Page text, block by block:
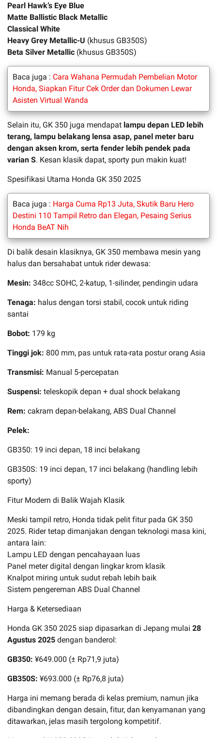
Pearl Hawk’s Eye Blue
Matte Ballistic Black Metallic
Classical White
Heavy Grey Metallic-U (khusus GB350S)
Beta Silver Metallic (khusus GB350S)
Baca juga : Cara Wahana Permudah Pembelian Motor
Honda, Siapkan Fitur Cek Order dan Dokumen Lewar
Asisten Virtual Wanda
Selain itu, GK 350 juga mendapat lampu depan LED lebih
terang, lampu belakang lensa asap, panel meter baru
dengan aksen krom, serta fender lebih pendek pada
varian S. Kesan klasik dapat, sporty pun makin kuat!
Spesifikasi Utama Honda GK 350 2025
Baca juga : Harga Cuma Rp13 Juta, Skutik Baru Hero
Destini 110 Tampil Retro dan Elegan, Pesaing Serius
Honda BeAT Nih
Di balik desain klasiknya, GK 350 membawa mesin yang
halus dan bersahabat untuk rider dewasa:
Mesin: 348cc SOHC, 2-katup, 1-silinder, pendingin udara
Tenaga: halus dengan torsi stabil, cocok untuk riding
santai
Bobot: 179 kg
Tinggi jok: 800 mm, pas untuk rata-rata postur orang Asia
Transmisi: Manual 5-percepatan
Suspensi: teleskopik depan + dual shock belakang
Rem: cakram depan-belakang, ABS Dual Channel
Pelek:
GB350: 19 inci depan, 18 inci belakang
GB350S: 19 inci depan, 17 inci belakang (handling lebih
sporty)
Fitur Modern di Balik Wajah Klasik
Meski tampil retro, Honda tidak pelit fitur pada GK 350
2025. Rider tetap dimanjakan dengan teknologi masa kini,
antara lain:
Lampu LED dengan pencahayaan luas
Panel meter digital dengan lingkar krom klasik
Knalpot miring untuk sudut rebah lebih baik
Sistem pengereman ABS Dual Channel
Harga & Ketersediaan
Honda GK 350 2025 siap dipasarkan di Jepang mulai 28
Agustus 2025 dengan banderol:
GB350: ¥649.000 (± Rp71,9 juta)
GB350S: ¥693.000 (± Rp76,8 juta)
Harga ini memang berada di kelas premium, namun jika
dibandingkan dengan desain, fitur, dan kenyamanan yang
ditawarkan, jelas masih tergolong kompetitif.